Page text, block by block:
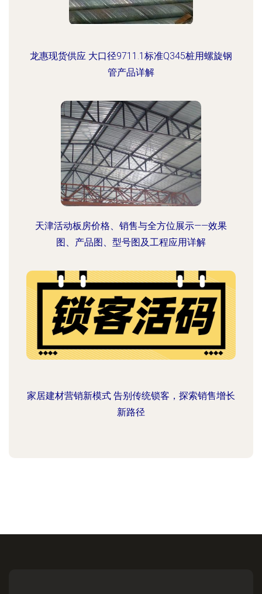
龙惠现货供应 大口径9711.1标准Q345桩用螺旋钢
管产品详解
天津活动板房价格、销售与全方位展示——效果
图、产品图、型号图及工程应用详解
家居建材营销新模式 告别传统锁客，探索销售增长
新路径